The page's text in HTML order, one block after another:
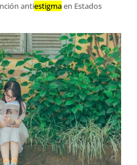
antiestigmaen Estados